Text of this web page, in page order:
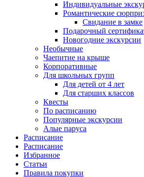
Индивидуальные
Романтические
Свидание в замке
Подарочный
Новогодние экскурсии
Необычные
Чаепитие на крыше
Корпоративные
Для школьных групп
Для детей от 4 лет
Для старших классов
Квесты
По расписанию
Популярные экскурсии
Алые паруса
Расписание
Расписание
Избранное
Статьи
Правила покупки